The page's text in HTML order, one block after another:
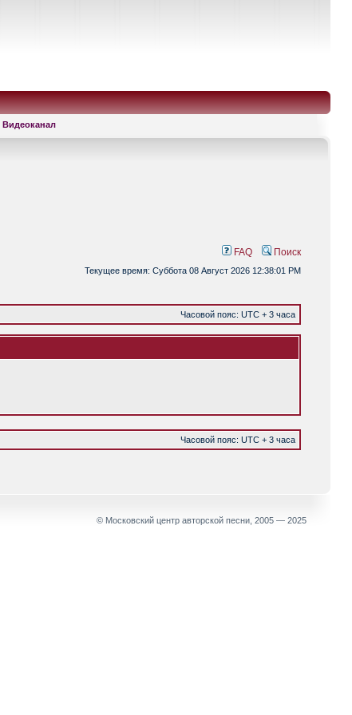
Видеоканал
FAQ Поиск
Текущее время: Суббота 08 Август 2026 12:38:01 PM
Часовой пояс: UTC + 3 часа
Часовой пояс: UTC + 3 часа
© Московский центр авторской песни, 2005 — 2025